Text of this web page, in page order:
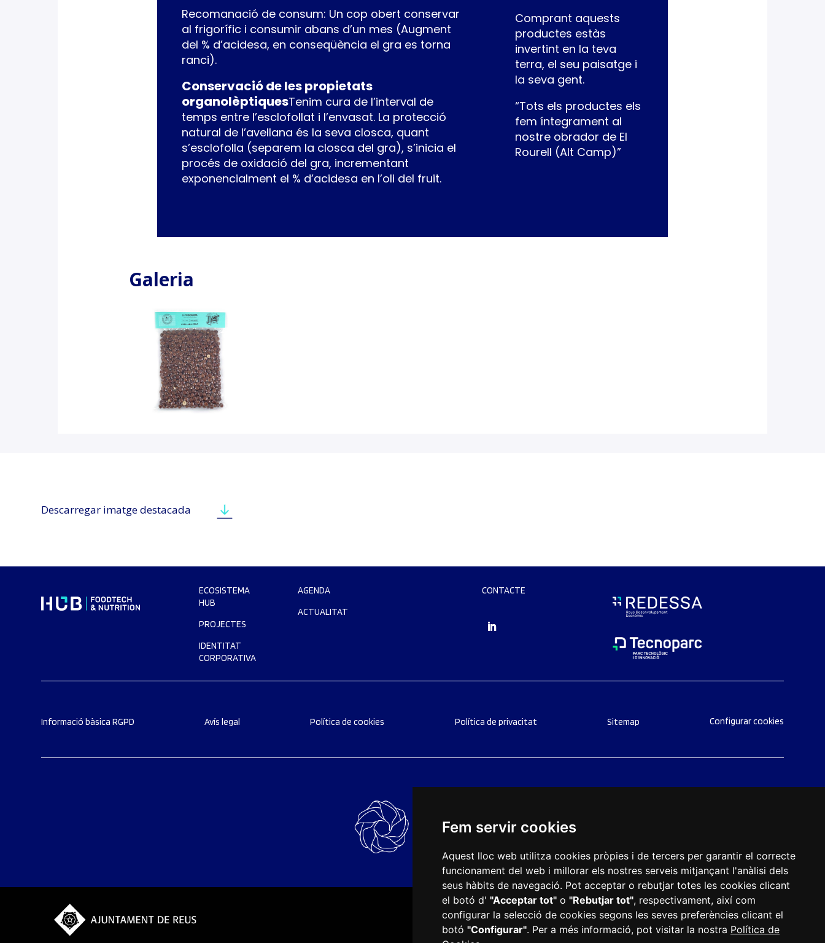
Fem servir cookies
Aquest lloc web utilitza cookies pròpies i de tercers per garantir el correcte
funcionament del web i millorar els nostres serveis mitjançant l'anàlisi dels
seus hàbits de navegació. Pot acceptar o rebutjar totes les cookies clicant
el botó d' "Acceptar tot" o "Rebutjar tot", respectivament, així com
configurar la selecció de cookies segons les seves preferències clicant el
botó "Configurar". Per a més informació, pot visitar la nostra Política de
Recomanació de consum: Un cop obert conservar
al frigorífic i consumir abans d’un mes (Augment
del % d’acidesa, en conseqüència el gra es torna
ranci).
Conservació de les propietats
organolèptiquesTenim cura de l’interval de
temps entre l’esclofollat i l’envasat. La protecció
natural de l’avellana és la seva closca, quant
s’esclofolla (separem la closca del gra), s’inicia el
procés de oxidació del gra, incrementant
exponencialment el % d’acidesa en l’oli del fruit.
Comprant aquests
productes estàs
invertint en la teva
terra, el seu paisatge i
la seva gent.
“Tots els productes els
fem íntegrament al
nostre obrador de El
Rourell (Alt Camp)”
Galeria
Descarregar imatge destacada
ECOSISTEMA
HUB
PROJECTES
IDENTITAT
CORPORATIVA
AGENDA
ACTUALITAT
CONTACTE
Informació bàsica RGPD Avís legal Política de cookies Política de privacitat Sitemap Configurar cookies
Plaça del Mercadal · 43201 Reus | 977 010 010 | ajuntament@reus.cat| reus.cat